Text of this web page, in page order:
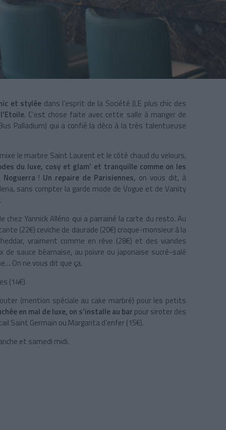
et stylée dans l’esprit de la Société (LE plus chic des
. C’est chose faite avec cette salle à manger de
Palladium) qui a confié la déco à la très talentueuse
le marbre Saint Laurent et le côté chaud du velours,
du luxe, cosy et glam’ et tranquille comme on les
Noguerra ! Un repaire de Parisiennes, on vous dit, à
sans compter la garde mode de Vogue et de Vanity
chez Yannick Alléno qui a parrainé la carte du resto. Au
(22€) ceviche de daurade (20€) croque-monsieur à la
vraiment comme en rêve (28€) et des viandes
de sauce béarnaise, au poivre ou japonaise sucré-salé
On ne vous dit que ça.
(14€).
(mention spéciale au cake marbré) pour les petits
en mal de luxe, on s’installe au bar pour siroter des
Saint Germain ou Margarita d’enfer (15€).
et samedi midi.